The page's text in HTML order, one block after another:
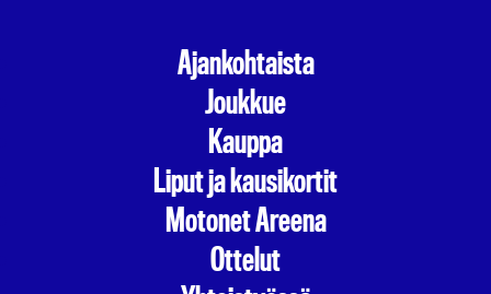
Ajankohtaista
Joukkue
Kauppa
Liput ja kausikortit
Motonet Areena
Ottelut